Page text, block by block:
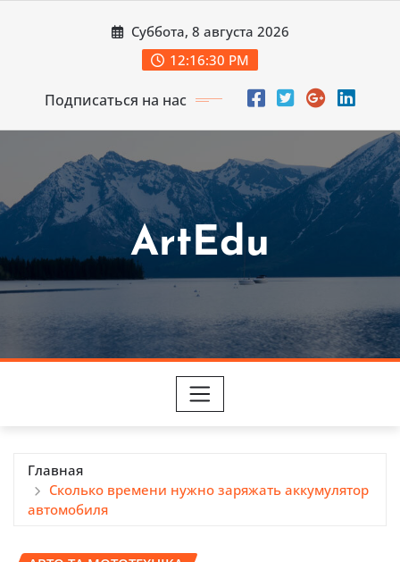
Суббота, 8 августа 2026
12:16:31 PM
Подписаться на нас
ArtEdu
Главная
Сколько времени нужно заряжать аккумулятор
автомобиля